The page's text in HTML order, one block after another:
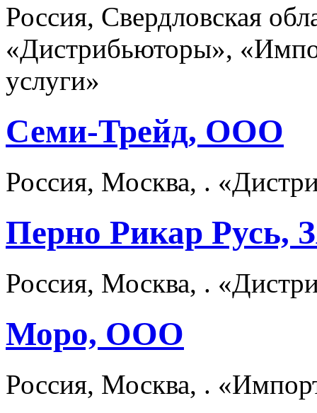
Россия, Свердловская
«Дистрибьюторы»,
услуги»
Семи-Трейд, ООО
Россия, Москва, .
Перно Рикар Русь,
Россия, Москва, .
Моро, ООО
Россия, Москва, .